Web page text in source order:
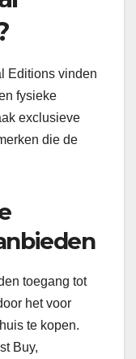
Editions vinden
fysieke
exclusieve
die de
toegang tot
het voor
te kopen.
Buy,